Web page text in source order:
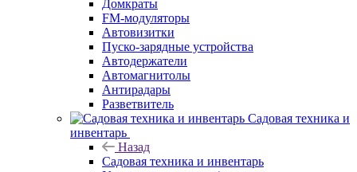
Домкраты
FM-модуляторы
Автовизитки
Пуско-зарядные устройства
Автодержатели
Автомагнитолы
Антирадары
Разветвитель
Садовая техника и
инвентарь
Назад
Садовая техника и инвентарь